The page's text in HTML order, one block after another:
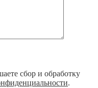
сбор и обработку
.